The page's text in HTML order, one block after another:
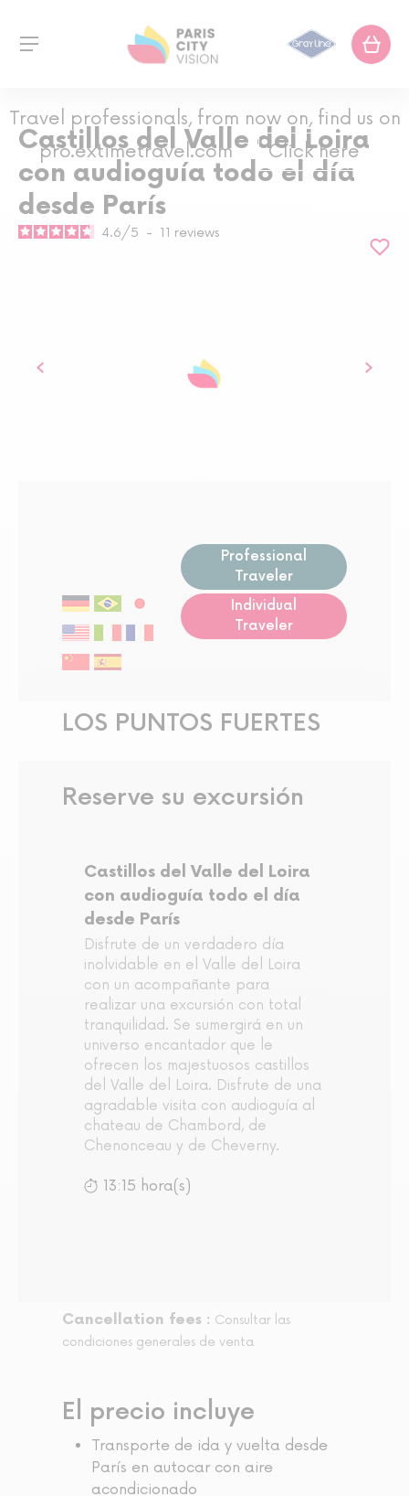
Travel professionals, from now on, find us on
pro.extimetravel.com
Click here
Castillos del Valle del Loira
con audioguía todo el día
desde París
4.6/5 - 11 reviews
Professional
Traveler
Individual
Traveler
LOS PUNTOS FUERTES
Reserve su excursión
Castillos del Valle del Loira
con audioguía todo el día
desde París
Disfrute de un verdadero día
inolvidable en el Valle del Loira
con un acompañante para
realizar una excursión con total
tranquilidad. Se sumergirá en un
universo encantador que le
ofrecen los majestuosos castillos
del Valle del Loira. Disfrute de una
agradable visita con audioguía al
chateau de Chambord, de
Chenonceau y de Cheverny.
13:15 hora(s)
Cancellation fees : Consultar las
condiciones generales de venta
El precio incluye
Transporte de ida y vuelta desde
París en autocar con aire
acondicionado